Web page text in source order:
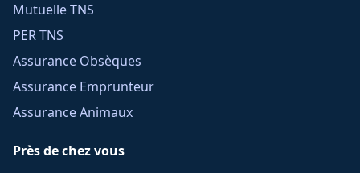
Mutuelle TNS
PER TNS
Assurance Obsèques
Assurance Emprunteur
Assurance Animaux
Près de chez vous